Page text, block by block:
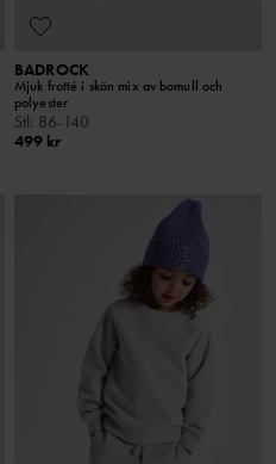
BADROCK
Mjuk frotté i skön mix av bomull och
polyester
Stl: 86-140
499 kr